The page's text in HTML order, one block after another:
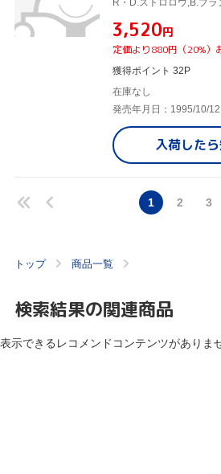
¥3,520円
定価より880円（20%）
獲得ポイント 32P
在庫なし
発売年月日：1995/10/12
入荷したら
1 2 3
トップ 商品一覧
検索結果の関連商品
表示できるレコメンドコンテンツがありま